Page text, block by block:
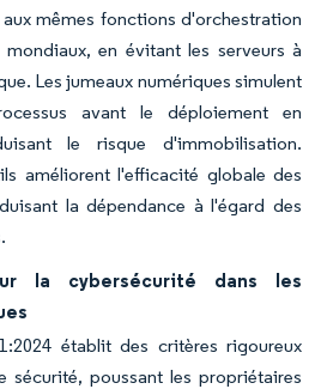
mêmes fonctions d'orchestration
en évitant les serveurs à
Les jumeaux numériques simulent
avant le déploiement en
le risque d'immobilisation.
améliorent l'efficacité globale des
la dépendance à l'égard des
la cybersécurité dans les
établit des critères rigoureux
sécurité, poussant les propriétaires